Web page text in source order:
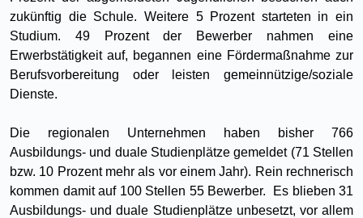
zukünftig die Schule. Weitere 5 Prozent starteten in ein
Studium. 49 Prozent der Bewerber nahmen eine
Erwerbstätigkeit auf, begannen eine Fördermaßnahme zur
Berufsvorbereitung oder leisten gemeinnützige/soziale
Dienste.
Die regionalen Unternehmen haben bisher 766
Ausbildungs- und duale Studienplätze gemeldet (71 Stellen
bzw. 10 Prozent mehr als vor einem Jahr). Rein rechnerisch
kommen damit auf 100 Stellen 55 Bewerber. Es blieben 31
Ausbildungs- und duale Studienplätze unbesetzt, vor allem